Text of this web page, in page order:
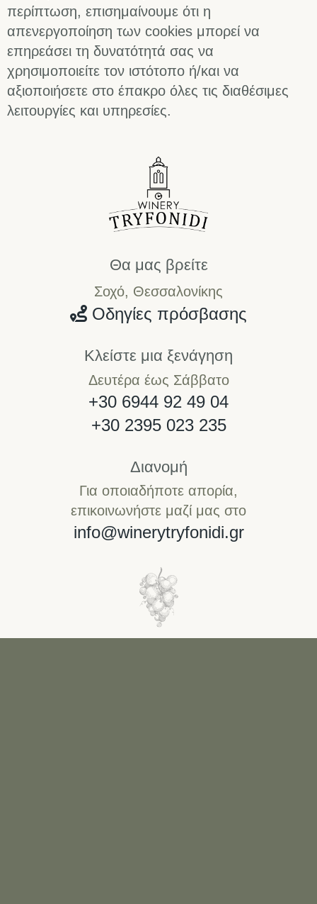
περίπτωση, επισημαίνουμε ότι η
απενεργοποίηση των cookies μπορεί να
επηρεάσει τη δυνατότητά σας να
χρησιμοποιείτε τον ιστότοπο ή/και να
αξιοποιήσετε στο έπακρο όλες τις διαθέσιμες
λειτουργίες και υπηρεσίες.
Θα μας βρείτε
Σοχό, Θεσσαλονίκης
Οδηγίες πρόσβασης
Κλείστε μια ξενάγηση
Δευτέρα έως Σάββατο
+30 6944 92 49 04
+30 2395 023 235
Διανομή
Για οποιαδήποτε απορία,
επικοινωνήστε μαζί μας στο
info@winerytryfonidi.gr